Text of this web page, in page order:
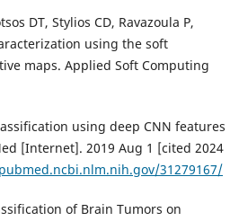
DT, Stylios CD, Ravazoula P,
using the soft
maps. Applied Soft Computing
using deep CNN features
[Internet]. 2019 Aug 1 [cited 2024
31279167/
of Brain Tumors on